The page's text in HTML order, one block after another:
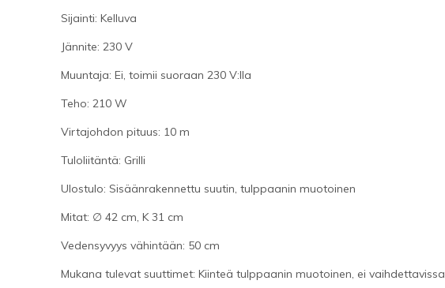
Sijainti: Kelluva
Jännite: 230 V
Muuntaja: Ei, toimii suoraan 230 V:lla
Teho: 210 W
Virtajohdon pituus: 10 m
Tuloliitäntä: Grilli
Ulostulo: Sisäänrakennettu suutin, tulppaanin muotoinen
Mitat: ∅ 42 cm, K 31 cm
Vedensyvyys vähintään: 50 cm
Mukana tulevat suuttimet: Kiinteä tulppaanin muotoinen, ei vaihdettavissa